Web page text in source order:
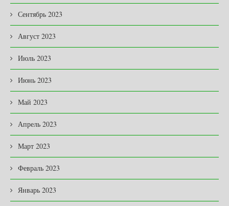
Сентябрь 2023
Август 2023
Июль 2023
Июнь 2023
Май 2023
Апрель 2023
Март 2023
Февраль 2023
Январь 2023